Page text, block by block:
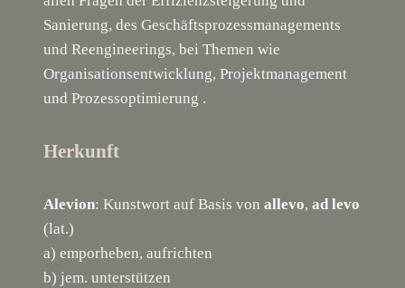
Sanierung, des Geschäftsprozessmanagements
und Reengineerings, bei Themen wie
Organisationsentwicklung, Projektmanagement
und Prozessoptimierung .
Herkunft
Alevion: Kunstwort auf Basis von allevo, ad levo
(lat.)
a) emporheben, aufrichten
b) jem. unterstützen